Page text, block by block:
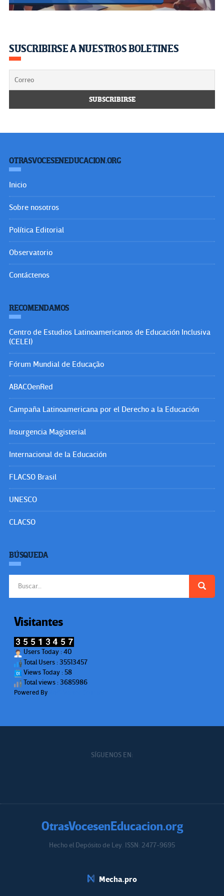
SUSCRIBIRSE A NUESTROS BOLETINES
OTRASVOCESENEDUCACION.ORG
Inicio
Sobre nosotros
Política Editorial
Observatorio
Contáctenos
RECOMENDAMOS
Centro de Estudios Latinoamericanos de Educación Inclusiva
(CELEI)
Fórum Mundial de Educação
ABACOenRed
Campaña Latinoamericana por el Derecho a la Educación
Insurgencia Magisterial
Internacional de la Educación
FLACSO Brasil
UNESCO
CLACSO
BÚSQUEDA
Visitantes
Users Today : 40
Total Users : 35513457
Views Today : 58
Total views : 3685986
Powered By
SÍGUENOS EN:
OtrasVocesenEducacion.org
Hecho el Depósito de Ley. ISSN: 2477-9695
Mecha.pro